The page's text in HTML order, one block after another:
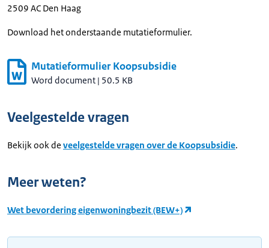
2509 AC Den Haag
Download het onderstaande mutatieformulier.
Mutatieformulier Koopsubsidie
Word document | 50.5 KB
Veelgestelde vragen
Bekijk ook de veelgestelde vragen over de Koopsubsidie.
Meer weten?
Wet bevordering eigenwoningbezit (BEW+)